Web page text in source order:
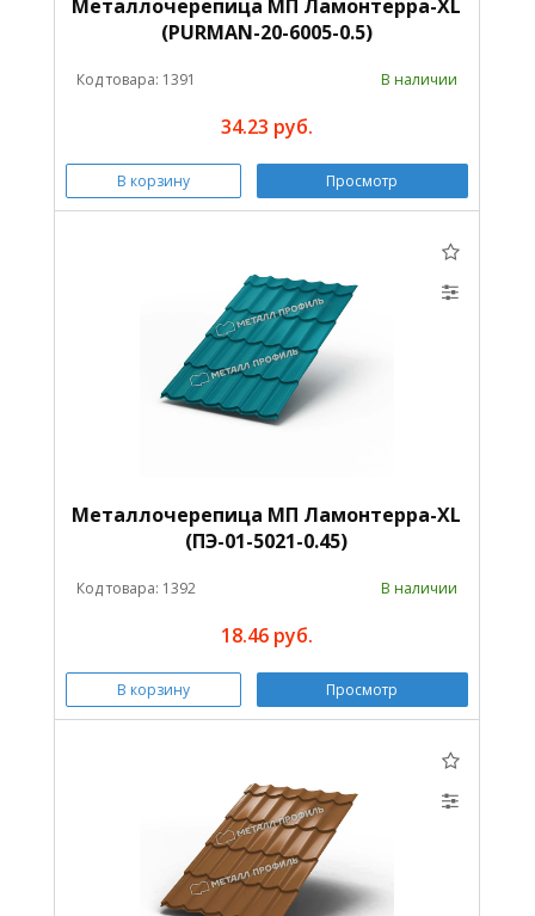
Металлочерепица МП Ламонтерра-XL
(PURMAN-20-6005-0.5)
Код товара: 1391 В наличии
34.23 руб.
В корзину Просмотр
Металлочерепица МП Ламонтерра-XL
(ПЭ-01-5021-0.45)
Код товара: 1392 В наличии
18.46 руб.
В корзину Просмотр